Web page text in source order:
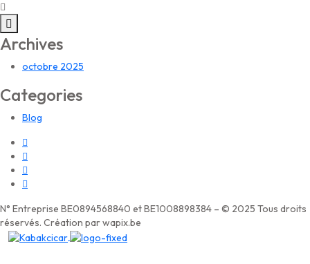
Archives
octobre 2025
Categories
Blog
N° Entreprise BE0894568840 et BE1008898384 – © 2025 Tous droits
réservés. Création par wapix.be